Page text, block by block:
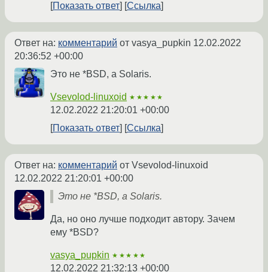
Показать ответ
Ссылка
Ответ на: комментарий от vasya_pupkin 12.02.2022
20:36:52 +00:00
Это не *BSD, а Solaris.
Vsevolod-linuxoid ★★★★★
12.02.2022 21:20:01 +00:00
Показать ответ
Ссылка
Ответ на: комментарий от Vsevolod-linuxoid
12.02.2022 21:20:01 +00:00
Это не *BSD, а Solaris.
Да, но оно лучше подходит автору. Зачем
ему *BSD?
vasya_pupkin ★★★★★
12.02.2022 21:32:13 +00:00